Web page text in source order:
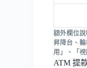
額外欄位
昇降台、
用」、「
ATM 提